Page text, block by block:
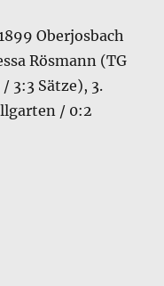
Oberjosbach
Rösmann (TG
3:3 Sätze), 3.
/ 0:2